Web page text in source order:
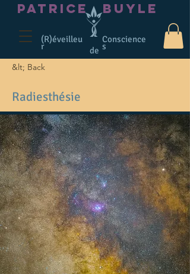
BUYLE
PATRICE
(R)éveilleu
r
Conscience
s
de
&lt; Back
Radiesthésie